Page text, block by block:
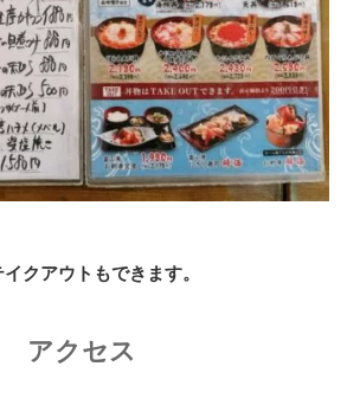
クアウトもできます。
アクセス